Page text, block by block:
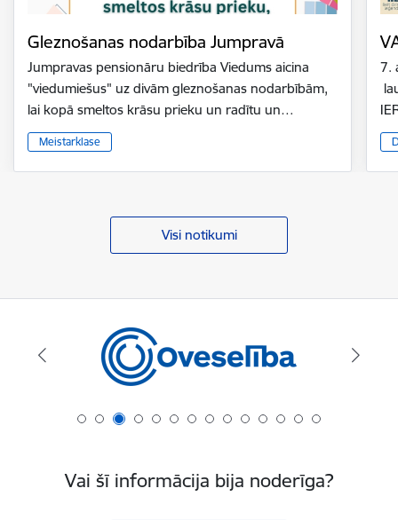
Gleznošanas nodarbība Jumpravā
Jumpravas pensionāru biedrība Viedums aicina
"viedumiešus" uz divām gleznošanas nodarbībām,
lai kopā smeltos krāsu prieku un radītu un…
Meistarklase
7.
Visi notikumi
Vai šī informācija bija noderīga?